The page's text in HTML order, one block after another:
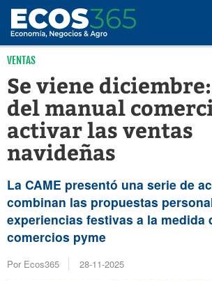
VENTAS
Se viene
del manual
activar las ventas
navideñas
La CAME presentó una serie de
combinan las propuestas
experiencias festivas a la medida
comercios pyme
Por Ecos365 28-11-2025